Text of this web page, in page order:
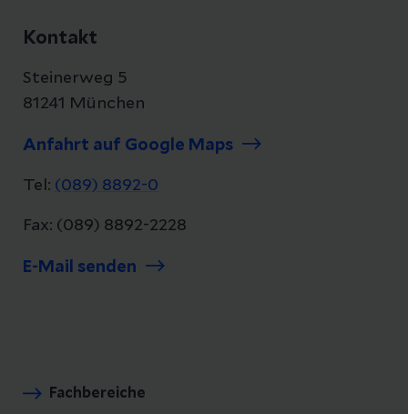
Kontakt
Steinerweg 5
81241 München
Anfahrt auf Google Maps
Tel: (089) 8892-0
Fax: (089) 8892-2228
E-Mail senden
Fachbereiche